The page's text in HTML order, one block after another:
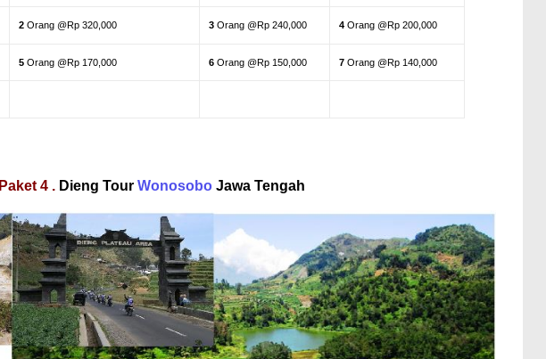
2 Orang @Rp 320,000 3 Orang @Rp 240,000 4 Orang @Rp 200,000
5 Orang @Rp 170,000 6 Orang @Rp 150,000 7 Orang @Rp 140,000
Paket 4 . Dieng TourWonosobo Jawa Tengah